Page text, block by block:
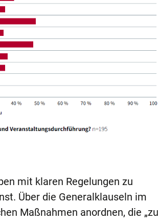
mit klaren Regelungen zu
Über die Generalklauseln im
Maßnahmen anordnen, die